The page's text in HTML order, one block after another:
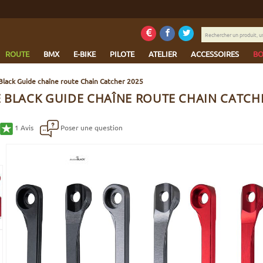
ROUTE BMX E-BIKE PILOTE ATELIER ACCESSOIRES
Rechercher
un
une
marque...
Guide chaîne route Chain Catcher 2025
BLACK GUIDE CHAÎNE ROUTE CHAIN
1 Avis Poser une question